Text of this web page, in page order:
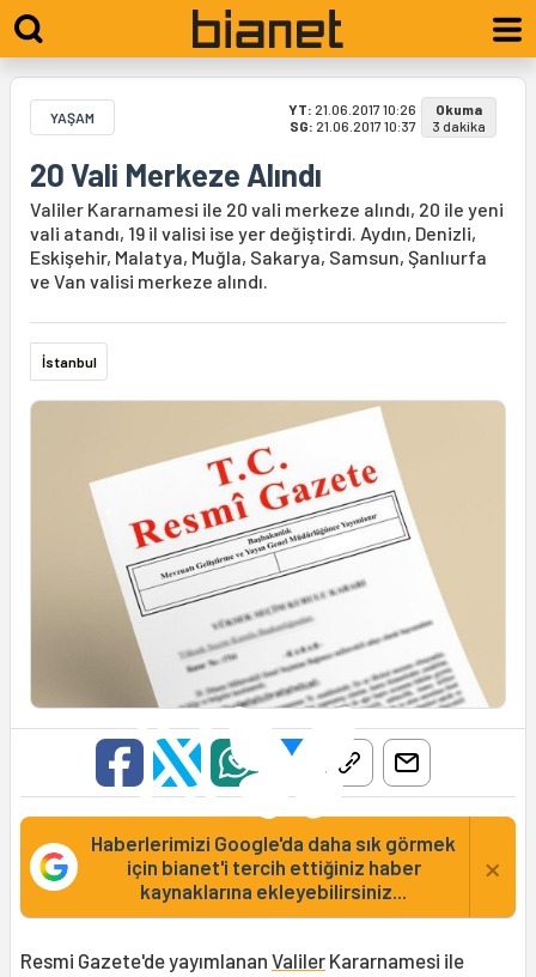
YAŞAM YT: 21.06.2017 10:26
SG: 21.06.2017 10:37
Okuma
3 dakika
20 Vali Merkeze Alındı
Valiler Kararnamesi ile 20 vali merkeze alındı, 20 ile yeni
vali atandı, 19 il valisi ise yer değiştirdi. Aydın, Denizli,
Eskişehir, Malatya, Muğla, Sakarya, Samsun, Şanlıurfa
ve Van valisi merkeze alındı.
İstanbul
Haberlerimizi Google'da daha sık görmek
için bianet'i tercih ettiğiniz haber
kaynaklarına ekleyebilirsiniz...
×
Resmi Gazete'de yayımlanan Valiler Kararnamesi ile